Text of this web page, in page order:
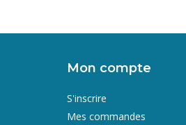
Mon compte
S'inscrire
Mes commandes